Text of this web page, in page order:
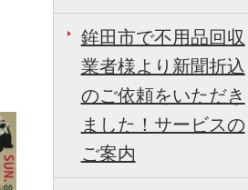
鉾田市で不用品回収
業者様より新聞折込
のご依頼をいただき
ました！サービスの
ご案内